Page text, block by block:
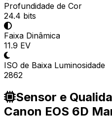
Profundidade de Cor
24.4 bits
Faixa Dinâmica
11.9 EV
ISO de Baixa Luminosidade
2862
Sensor e
Canon EOS 6D